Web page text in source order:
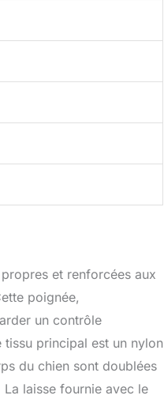
et renforcées aux
poignée,
un contrôle
principal est un nylon
du chien sont doublées
laisse fournie avec le